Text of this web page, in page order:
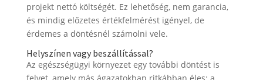
projekt nettó költségét. Ez lehetőség, nem garancia,
és mindig előzetes értékfelmérést igényel, de
érdemes a döntésnél számolni vele.
Helyszínen vagy beszállítással?
Az egészségügyi környezet egy további döntést is
felvet, amely más ágazatokban ritkábban éles: a